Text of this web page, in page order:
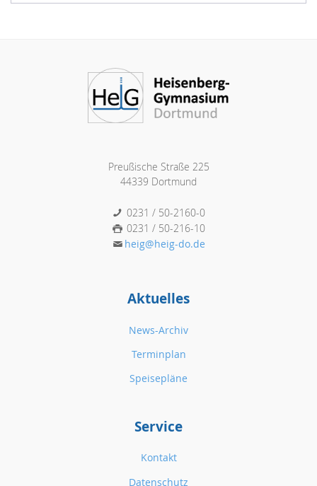
Preußische Straße 225
44339 Dortmund
0231 / 50-2160-0
0231 / 50-216-10
heig@heig-do.de
Aktuelles
News-Archiv
Terminplan
Speisepläne
Service
Kontakt
Datenschutz